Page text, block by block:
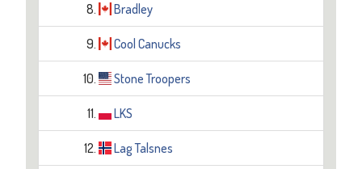
8. Bradley
9. Cool Canucks
10. Stone Troopers
11. LKS
12. Lag Talsnes